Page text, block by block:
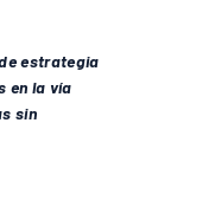
estrategia
en la vía
sin